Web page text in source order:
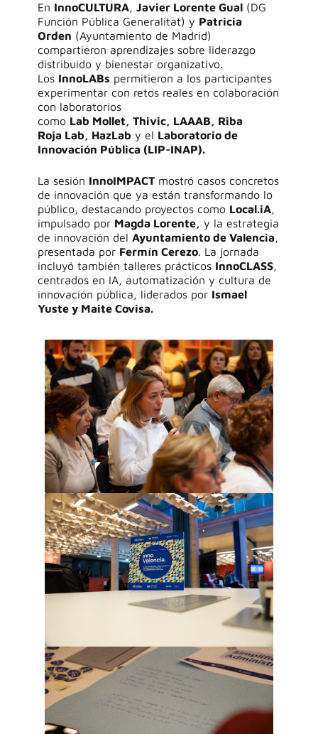
En InnoCULTURA, Javier Lorente Gual(DG
Función Pública Generalitat) y Patricia
Orden (Ayuntamiento de Madrid)
compartieron aprendizajes sobre liderazgo
distribuido y bienestar organizativo.
Los InnoLABs permitieron a los participantes
experimentar con retos reales en colaboración
con laboratorios
como Lab Mollet, Thivic, LAAAB, Riba
Roja Lab, HazLab y el Laboratorio de
Innovación Pública (LIP-INAP).
La sesión InnoIMPACTmostró casos concretos
de innovación que ya están transformando lo
público, destacando proyectos como Local.iA,
impulsado por Magda Lorente, y la estrategia
de innovación del Ayuntamiento de Valencia,
presentada por Fermín Cerezo. La jornada
incluyó también talleres prácticos InnoCLASS,
centrados en IA, automatización y cultura de
innovación pública, liderados por Ismael
Yustey Maite Covisa.